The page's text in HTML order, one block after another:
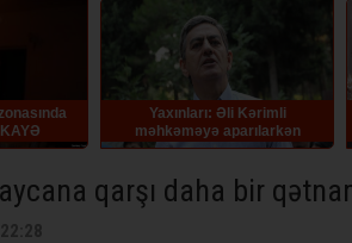
Əli Kərimli
aparılarkən
itirib
Bəhruz Həsənlinin Ukraynada
həbs olunduğu bildirilir
qarşı daha bir